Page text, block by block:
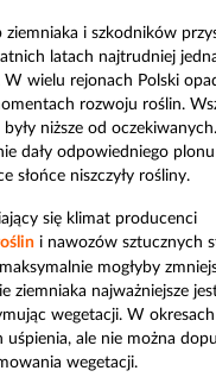
i szkodników
latach najtrudniej
W wielu rejonach Polski
rozwoju roślin.
niższe od
dały odpowiedniego
słońce niszczyły rośliny.
się klimat producenci
i nawozów sztucznych
mogłyby
ziemniaka najważniejsze
wegetacji. W
uśpienia, ale nie można
wegetacji.